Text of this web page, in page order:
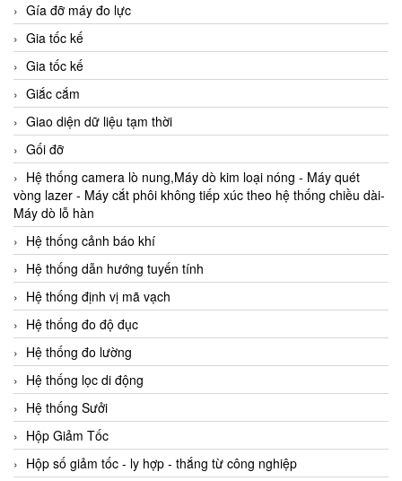
Gía đỡ máy đo lực
Gia tốc kế
Gia tốc kế
Giắc cắm
Giao diện dữ liệu tạm thời
Gối đỡ
Hệ thống camera lò nung,Máy dò kim loại nóng - Máy quét
vòng lazer - Máy cắt phôi không tiếp xúc theo hệ thống chiều dài-
Máy dò lỗ hàn
Hệ thống cảnh báo khí
Hệ thống dẫn hướng tuyến tính
Hệ thống định vị mã vạch
Hệ thống đo độ đục
Hệ thống đo lường
Hệ thống lọc di động
Hệ thống Sưởi
Hộp Giảm Tốc
Hộp số giảm tốc - ly hợp - thắng từ công nghiệp